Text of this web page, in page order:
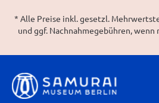
* Alle Preise inkl. gesetzl.
und ggf. Nachnahmegebühren,